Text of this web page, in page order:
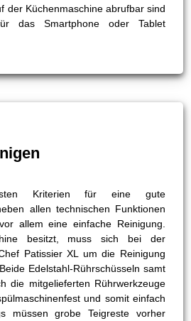
der Küchenmaschine abrufbar sind
das Smartphone oder Tablet
Kriterien für eine gute
allen technischen Funktionen
allem eine einfache Reinigung.
besitzt, muss sich bei der
Patissier XL um die Reinigung
Edelstahl-Rührschüsseln samt
die mitgelieferten Rührwerkzeuge
und somit einfach
müssen grobe Teigreste vorher